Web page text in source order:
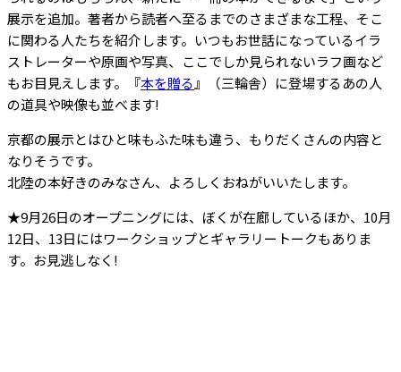
展示を追加。著者から読者へ至るまでのさまざまな工程、そこ
に関わる人たちを紹介します。いつもお世話になっているイラ
ストレーターや原画や写真、ここでしか見られないラフ画など
もお目見えします。『本を贈る 』（三輪舎）に登場するあの人
の道具や映像も並べます!
京都の展示とはひと味もふた味も違う、もりだくさんの内容と
なりそうです。
北陸の本好きのみなさん、よろしくおねがいいたします。
★9月26日のオープニングには、ぼくが在廊しているほか、10月
12日、13日にはワークショップとギャラリートークもありま
す。お見逃しなく!